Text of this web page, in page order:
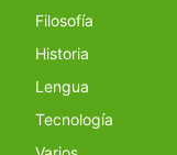
Filosofía
Historia
Lengua
Tecnología